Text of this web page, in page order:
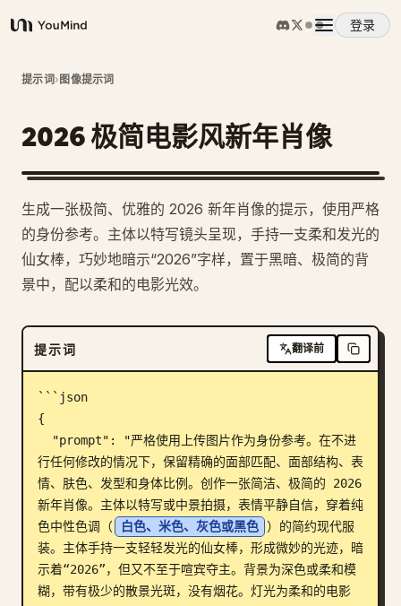
YouMind
登录
概览
使用案例
提示词
下载
博客
更新
提示词› 图像提示词
2026 极简电影风新年肖像
生成一张极简、优雅的 2026 新年肖像的提示，使用严格
的身份参考。主体以特写镜头呈现，手持一支柔和发光的
仙女棒，巧妙地暗示“2026”字样，置于黑暗、极简的背
景中，配以柔和的电影光效。
提示词 翻译前
```json
{
行任何修改的情况下，保留精确的面部匹配、面部结构、表
情、肤色、发型和身体比例。创作一张简洁、极简的 2026
新年肖像。主体以特写或中景拍摄，表情平静自信，穿着纯
色中性色调（
白色、米色、灰色或黑色 ）的简约现代服
装。主体手持一支轻轻发光的仙女棒，形成微妙的光迹，暗
示着“2026”，但又不至于喧宾夺主。背景为深色或柔和模
糊，带有极少的散景光斑，没有烟花。灯光为柔和的电影